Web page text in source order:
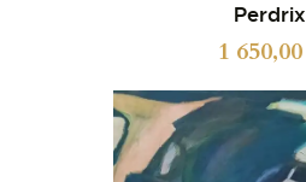
Perdrix
1 650,00